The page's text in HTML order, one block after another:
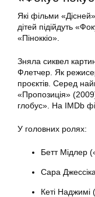
Які фільми
дітей підійдуть
«Піноккіо».
Зняла сиквел
Флетчер. Як
проєктів. Серед
«Пропозиція»
глобус». На IMDb
У головних ролях:
Бетт Мідлер
Сара
Кеті Наджимі